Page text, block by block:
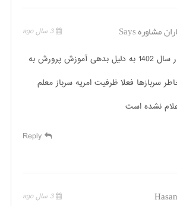
مشاورهSays 3 سال ago
در سال 1402 به دلیل بدهی آموزش پرورش به
سربازها فعلا ظرفیت امریه سرباز معلم
نشده است
Reply
Hasan 3 سال ago